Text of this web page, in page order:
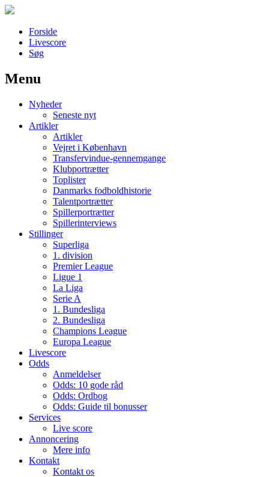
Forside
Livescore
Søg
Наши партнеры
лучшие займы
Menu
Nyheder
Seneste nyt
Artikler
Artikler
Vejret i København
Transfervindue-gennemgange
Klubportrætter
Toplister
Danmarks fodboldhistorie
Talentportrætter
Spillerportrætter
Spillerinterviews
Stillinger
Superliga
1. division
Premier League
Ligue 1
La Liga
Serie A
1. Bundesliga
2. Bundesliga
Champions League
Europa League
Livescore
Odds
Anmeldelser
Odds: 10 gode råd
Odds: Ordbog
Odds: Guide til bonusser
Services
Live score
Annoncering
Mere info
Kontakt
Kontakt os